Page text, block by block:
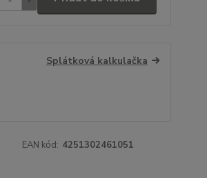
Splátková kalkulačka
EAN kód: 4251302461051